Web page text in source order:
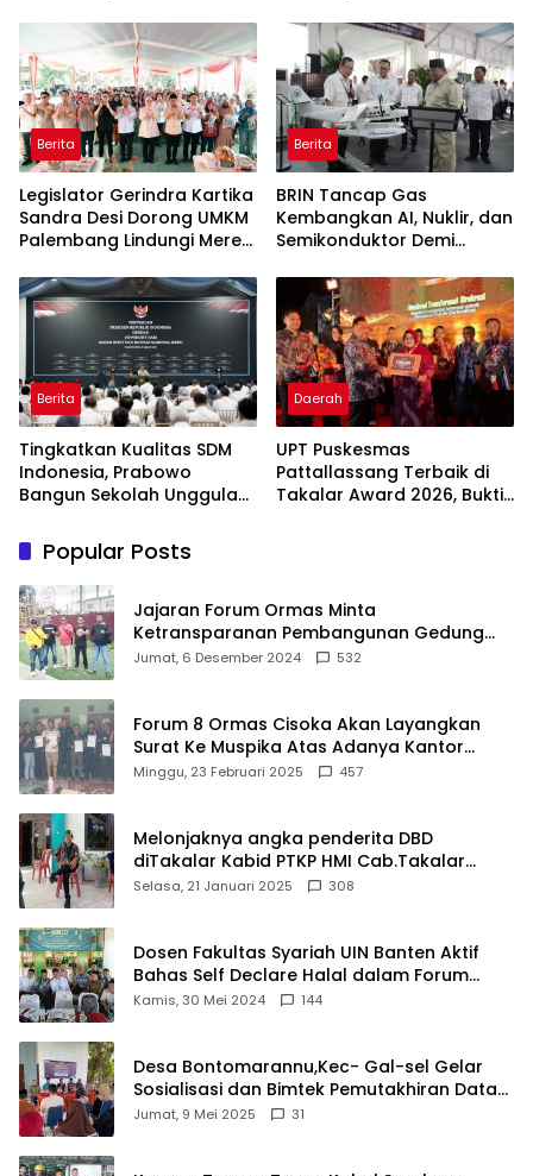
Sasaran
Berita
Legislator Gerindra Kartika
Sandra Desi Dorong UMKM
Palembang Lindungi Merek
Berita
BRIN Tancap Gas
Kembangkan AI, Nuklir, dan
Semikonduktor Demi
Indonesia
Berita
Tingkatkan Kualitas SDM
Indonesia, Prabowo
Bangun Sekolah Unggulan
Terbaik Dunia
Daerah
UPT Puskesmas
Pattallassang Terbaik di
Takalar Award 2026, Bukti
Popular Posts
Jajaran Forum Ormas Minta
Ketransparanan Pembangunan Gedung
Damkar Di Kecamatan Cisoka
Jumat, 6 Desember 2024 532
Forum 8 Ormas Cisoka Akan Layangkan
Surat Ke Muspika Atas Adanya Kantor
Matel di Cisoka
Minggu, 23 Februari 2025 457
Melonjaknya angka penderita DBD
diTakalar Kabid PTKP HMI Cab.Takalar
angkat bicara
Selasa, 21 Januari 2025 308
Dosen Fakultas Syariah UIN Banten Aktif
Bahas Self Declare Halal dalam Forum
Ijtima Ulama MUI
Kamis, 30 Mei 2024 144
Desa Bontomarannu,Kec- Gal-sel Gelar
Sosialisasi dan Bimtek Pemutakhiran Data
ID
Jumat, 9 Mei 2025 31